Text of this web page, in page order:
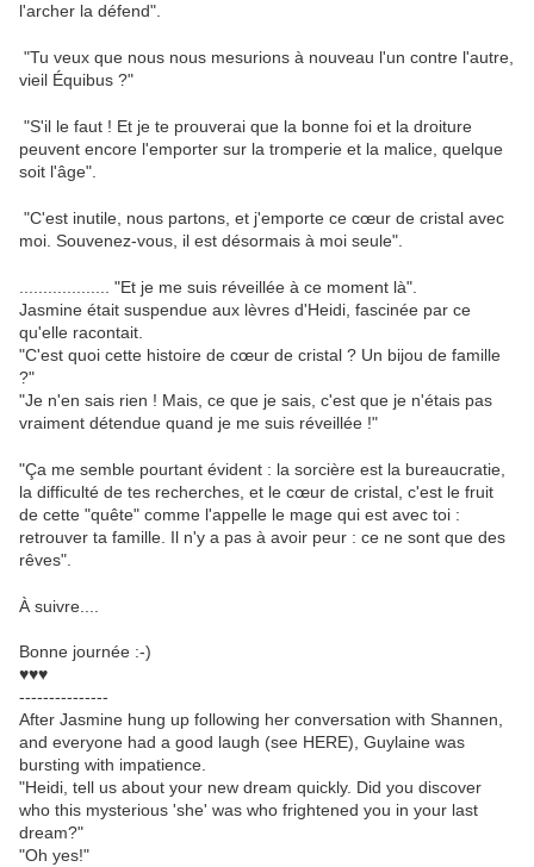
l'archer la défend".
"Tu veux que nous nous mesurions à nouveau l'un contre l'autre,
vieil Équibus ?"
"S'il le faut ! Et je te prouverai que la bonne foi et la droiture
peuvent encore l'emporter sur la tromperie et la malice, quelque
soit l'âge".
"C'est inutile, nous partons, et j'emporte ce cœur de cristal avec
moi. Souvenez-vous, il est désormais à moi seule".
................... "Et je me suis réveillée à ce moment là".
Jasmine était suspendue aux lèvres d'Heidi, fascinée par ce
qu'elle racontait.
"C'est quoi cette histoire de cœur de cristal ? Un bijou de famille
?"
"Je n'en sais rien ! Mais, ce que je sais, c'est que je n'étais pas
vraiment détendue quand je me suis réveillée !"
"Ça me semble pourtant évident : la sorcière est la bureaucratie,
la difficulté de tes recherches, et le cœur de cristal, c'est le fruit
de cette "quête" comme l'appelle le mage qui est avec toi :
retrouver ta famille. Il n'y a pas à avoir peur : ce ne sont que des
rêves".
À suivre....
Bonne journée :-)
♥♥♥
---------------
After Jasmine hung up following her conversation with Shannen,
and everyone had a good laugh (see HERE), Guylaine was
bursting with impatience.
"Heidi, tell us about your new dream quickly. Did you discover
who this mysterious 'she' was who frightened you in your last
dream?"
"Oh yes!"